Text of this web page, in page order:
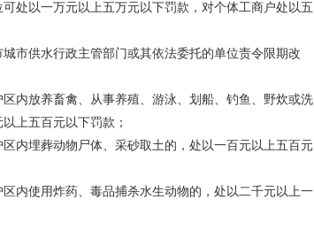
处以一万元以上五万元以下罚款，对个体工商户处以五
供水行政主管部门或其依法委托的单位责令限期改
放养畜禽、从事养殖、游泳、划船、钓鱼、野炊或洗
上五百元以下罚款；
埋葬动物尸体、采砂取土的，处以一百元以上五百元
使用炸药、毒品捕杀水生动物的，处以二千元以上一